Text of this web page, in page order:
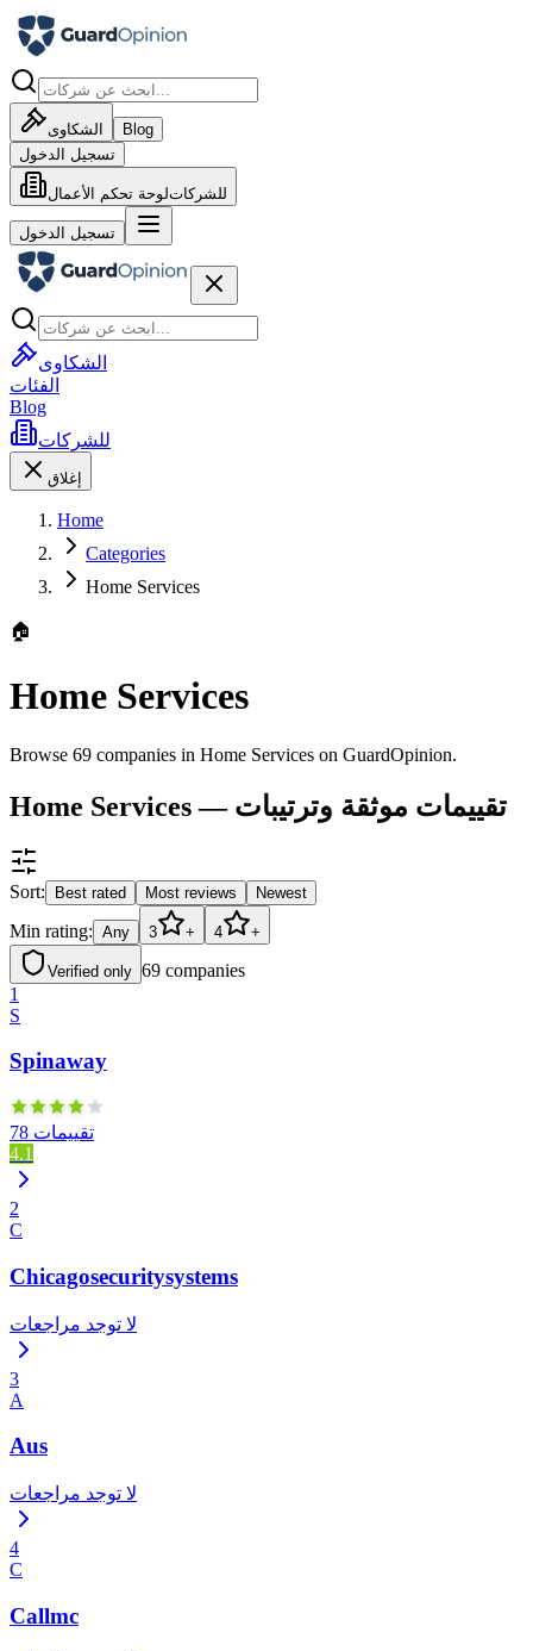
الشكاوى
Blog
تسجيل الدخول
للشركاتلوحة تحكم الأعمال
تسجيل الدخول
الشكاوى
الفئات
Blog
للشركات
إغلاق
Home
Categories
Home Services
🏠
Home Services
Browse 69 companies in Home Services on GuardOpinion.
Home Services — تقييمات موثقة وترتيبات
Sort: Best rated Most reviews Newest
Min rating: Any 3 + 4 +
Verified only 69 companies
1
S
Spinaway
78 تقييمات
4.1
2
C
Chicagosecuritysystems
لا توجد مراجعات
3
A
Aus
لا توجد مراجعات
4
C
Callmc